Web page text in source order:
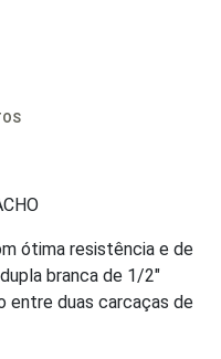
ótima resistência e de
branca de 1/2″
entre duas carcaças de